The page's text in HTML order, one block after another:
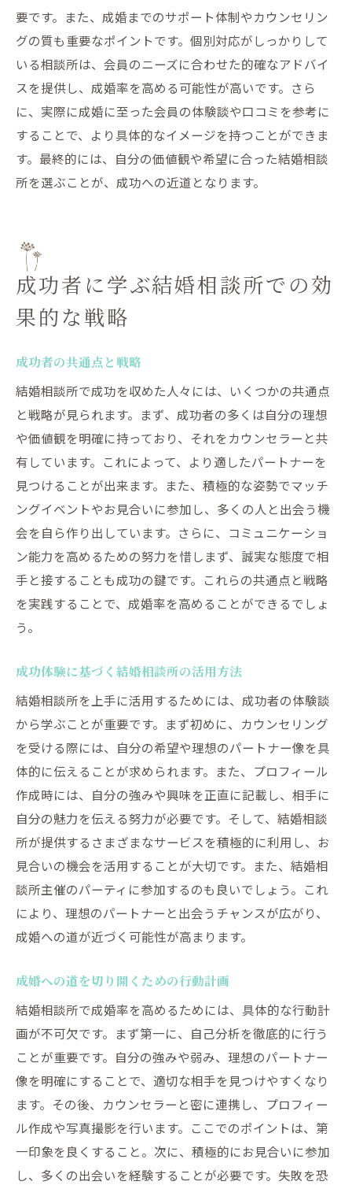
要です。また、成婚までのサポート体制やカウンセリン
グの質も重要なポイントです。個別対応がしっかりして
いる相談所は、会員のニーズに合わせた的確なアドバイ
スを提供し、成婚率を高める可能性が高いです。さら
に、実際に成婚に至った会員の体験談や口コミを参考に
することで、より具体的なイメージを持つことができま
す。最終的には、自分の価値観や希望に合った結婚相談
所を選ぶことが、成功への近道となります。
成功者に学ぶ結婚相談所での効
果的な戦略
成功者の共通点と戦略
結婚相談所で成功を収めた人々には、いくつかの共通点
と戦略が見られます。まず、成功者の多くは自分の理想
や価値観を明確に持っており、それをカウンセラーと共
有しています。これによって、より適したパートナーを
見つけることが出来ます。また、積極的な姿勢でマッチ
ングイベントやお見合いに参加し、多くの人と出会う機
会を自ら作り出しています。さらに、コミュニケーショ
ン能力を高めるための努力を惜しまず、誠実な態度で相
手と接することも成功の鍵です。これらの共通点と戦略
を実践することで、成婚率を高めることができるでしょ
う。
成功体験に基づく結婚相談所の活用方法
結婚相談所を上手に活用するためには、成功者の体験談
から学ぶことが重要です。まず初めに、カウンセリング
を受ける際には、自分の希望や理想のパートナー像を具
体的に伝えることが求められます。また、プロフィール
作成時には、自分の強みや興味を正直に記載し、相手に
自分の魅力を伝える努力が必要です。そして、結婚相談
所が提供するさまざまなサービスを積極的に利用し、お
見合いの機会を活用することが大切です。また、結婚相
談所主催のパーティに参加するのも良いでしょう。これ
により、理想のパートナーと出会うチャンスが広がり、
成婚への道が近づく可能性が高まります。
成婚への道を切り開くための行動計画
結婚相談所で成婚率を高めるためには、具体的な行動計
画が不可欠です。まず第一に、自己分析を徹底的に行う
ことが重要です。自分の強みや弱み、理想のパートナー
像を明確にすることで、適切な相手を見つけやすくなり
ます。その後、カウンセラーと密に連携し、プロフィー
ル作成や写真撮影を行います。ここでのポイントは、第
一印象を良くすること。次に、積極的にお見合いに参加
し、多くの出会いを経験することが必要です。失敗を恐